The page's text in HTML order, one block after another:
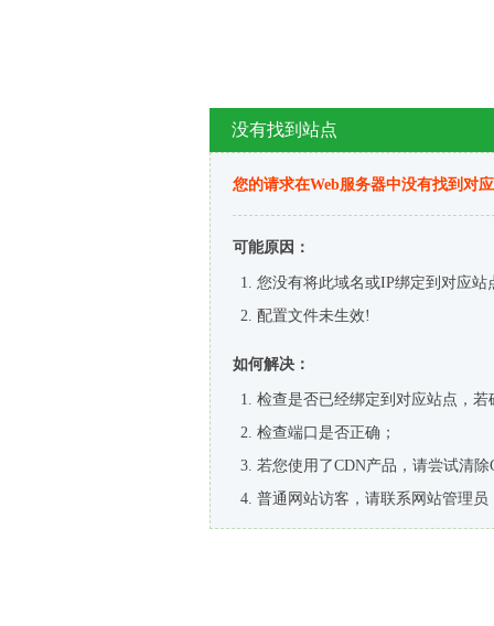
没有找到站点
您的请求在Web服务器中没有找到对
可能原因：
您没有将此域名或IP绑定到对应站
配置文件未生效!
如何解决：
检查是否已经绑定到对应站点，
检查端口是否正确；
若您使用了CDN产品，请尝试清除
普通网站访客，请联系网站管理员